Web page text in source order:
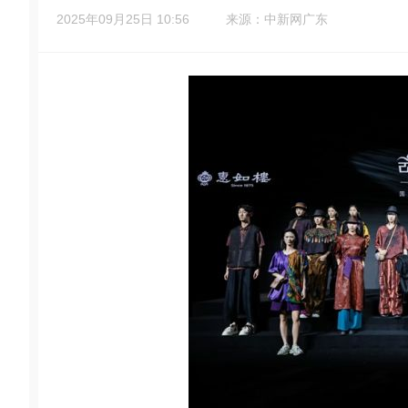
2025年09月25日 10:56 来源：中新网广东